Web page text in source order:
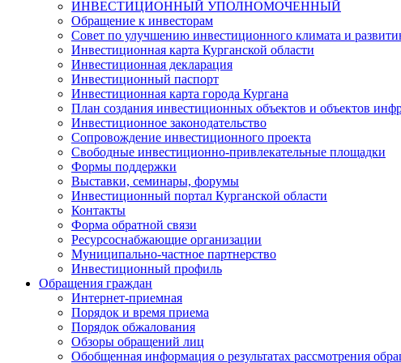
ИНВЕСТИЦИОННЫЙ УПОЛНОМОЧЕННЫЙ
Обращение к инвесторам
Совет по улучшению инвестиционного климата и
Инвестиционная карта Курганской области
Инвестиционная декларация
Инвестиционный паспорт
Инвестиционная карта города Кургана
План создания инвестиционных объектов и объектов
Инвестиционное законодательство
Сопровождение инвестиционного проекта
Свободные инвестиционно-привлекательные площадки
Формы поддержки
Выставки, семинары, форумы
Инвестиционный портал Курганской области
Контакты
Форма обратной связи
Ресурсоснабжающие организации
Муниципально-частное партнерство
Инвестиционный профиль
Обращения граждан
Интернет-приемная
Порядок и время приема
Порядок обжалования
Обзоры обращений лиц
Обобщенная информация о результатах рассмотрения